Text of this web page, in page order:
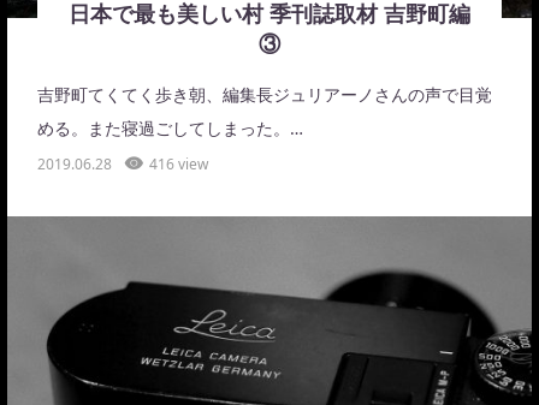
日本で最も美しい村 季刊誌取材 吉野町編
③
吉野町てくてく歩き朝、編集長ジュリアーノさんの声で目覚
める。また寝過ごしてしまった。…
2019.06.28 416 view